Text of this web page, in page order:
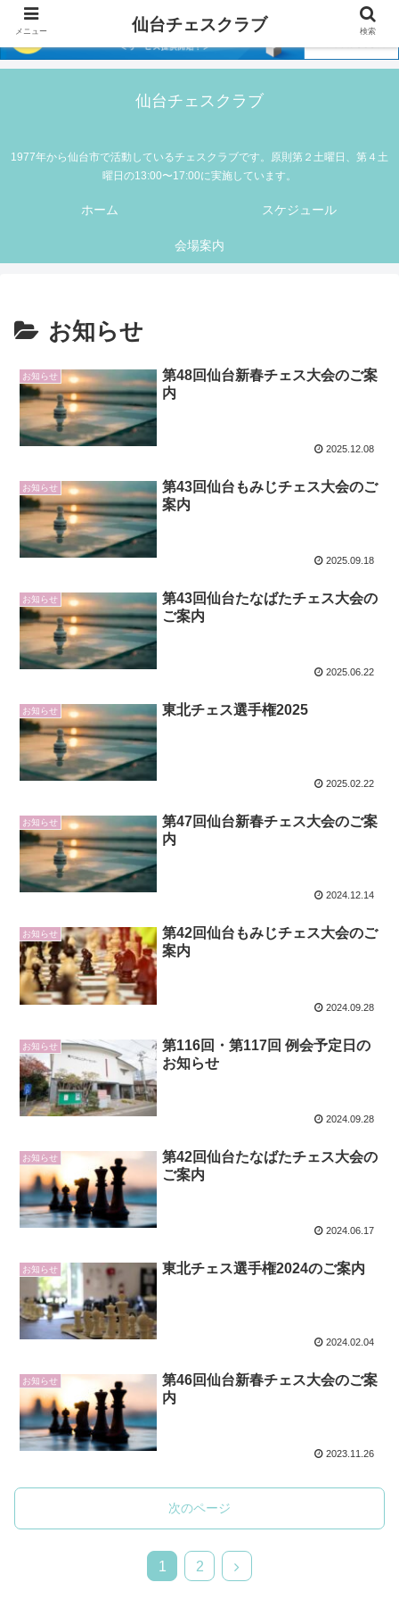
仙台チェスクラブ
1977年から仙台市で活動しているチェスクラブです。原則第２土曜日、第４土
曜日の13:00〜17:00に実施しています。
ホーム スケジュール
会場案内
お知らせ
お知らせ
第48回仙台新春チェス大会のご案
内
2025.12.08
お知らせ
第43回仙台もみじチェス大会のご
案内
2025.09.18
お知らせ
第43回仙台たなばたチェス大会の
ご案内
2025.06.22
お知らせ 東北チェス選手権2025
2025.02.22
お知らせ
第47回仙台新春チェス大会のご案
内
2024.12.14
お知らせ
第42回仙台もみじチェス大会のご
案内
2024.09.28
お知らせ
第116回・第117回 例会予定日の
お知らせ
2024.09.28
お知らせ
第42回仙台たなばたチェス大会の
ご案内
2024.06.17
お知らせ 東北チェス選手権2024のご案内
2024.02.04
お知らせ
第46回仙台新春チェス大会のご案
内
2023.11.26
次のページ
1 2
次
メニュー 仙台チェスクラブ 検索